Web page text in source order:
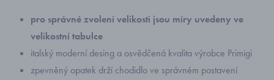
pro správné zvolení velikosti jsou míry uvedeny ve
velikostní tabulce
italský moderní desing a osvědčená kvalita výrobce Primigi
zpevněný opatek drží chodidlo ve správném postavení